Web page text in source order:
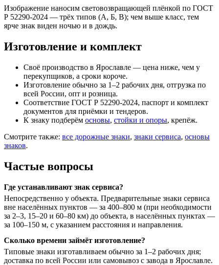
Изображение наносим световозвращающей плёнкой по ГОСТ
Р 52290-2024 — трёх типов (А, Б, В); чем выше класс, тем
ярче знак виден ночью и в дождь.
Изготовление и комплект
Своё производство в Ярославле — цена ниже, чем у
перекупщиков, а сроки короче.
Изготовление обычно за 1–2 рабочих дня, отгрузка по
всей России, опт и розница.
Соответствие ГОСТ Р 52290-2024, паспорт и комплект
документов для приёмки и тендеров.
К знаку подберём основы, стойки и опоры, крепёж.
Смотрите также: все дорожные знаки, знаки сервиса, основы
знаков.
Частые вопросы
Где устанавливают знак сервиса?
Непосредственно у объекта. Предварительные знаки сервиса
вне населённых пунктов — за 400–800 м (при необходимости
за 2–3, 15–20 и 60–80 км) до объекта, в населённых пунктах —
за 100–150 м, с указанием расстояния и направления.
Сколько времени займёт изготовление?
Типовые знаки изготавливаем обычно за 1–2 рабочих дня;
доставка по всей России или самовывоз с завода в Ярославле.